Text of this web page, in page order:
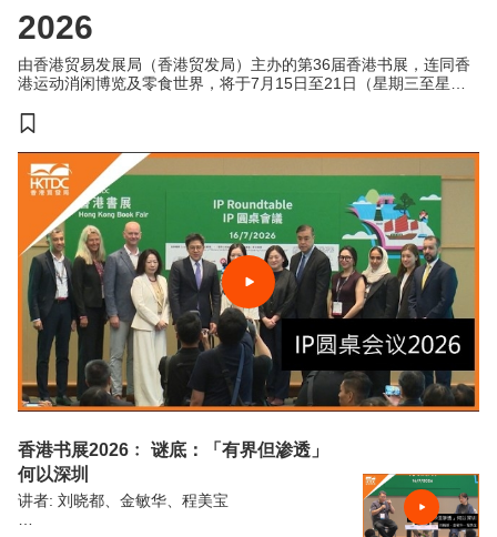
2026
由香港贸易发展局（香港贸发局）主办的第36届香港书展，连同香
港运动消闲博览及零食世界，将于7月15日至21日（星期三至星期
商，来自约30个国家及地区，为入场人士带来集阅读、运动与消闲
香港书展2026﹕ 谜底：「有界但渗透」
何以深圳
讲者: 刘晓都、金敏华、程美宝